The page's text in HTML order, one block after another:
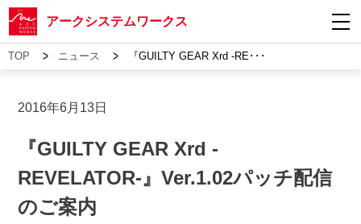
アークシステムワークス
TOP > ニュース > 『GUILTY GEAR Xrd -RE･･･
2016年6月13日
『GUILTY GEAR Xrd -
REVELATOR-』Ver.1.02パッチ配信
のご案内